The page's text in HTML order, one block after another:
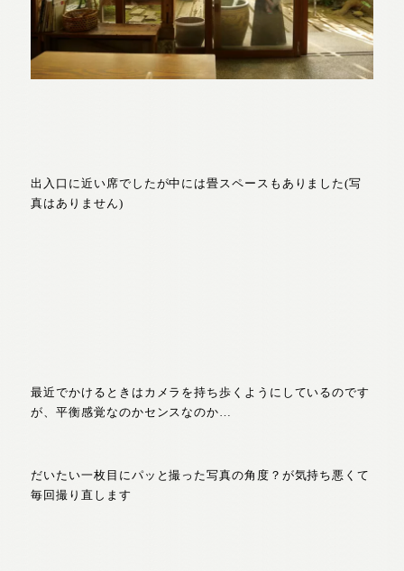
出入口に近い席でしたが中には畳スペースもありました(写
真はありません)
最近でかけるときはカメラを持ち歩くようにしているのです
が、平衡感覚なのかセンスなのか…
だいたい一枚目にパッと撮った写真の角度？が気持ち悪くて
毎回撮り直します